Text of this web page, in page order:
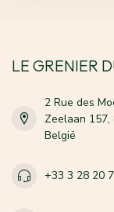
LE GRENIER
2 Rue des
Zeelaan 157,
België
+33 3 28 20